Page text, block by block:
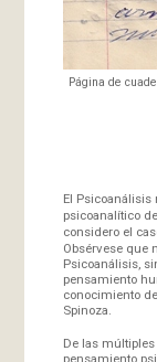
Página de
El Psicoanálisis
psicoanalítico
considero el
Obsérvese que
Psicoanálisis,
pensamiento
conocimiento
Spinoza.
De las
pensamiento